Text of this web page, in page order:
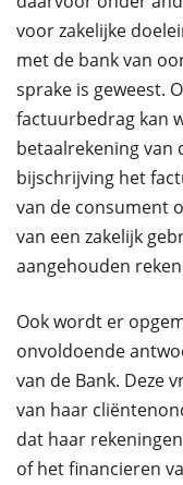
voor zakelijke
met de bank van
sprake is geweest.
factuurbedrag kan
betaalrekening van
bijschrijving het
van de consument
van een zakelijk
aangehouden
Ook wordt er
onvoldoende
van de Bank. Deze
van haar
dat haar
of het financieren